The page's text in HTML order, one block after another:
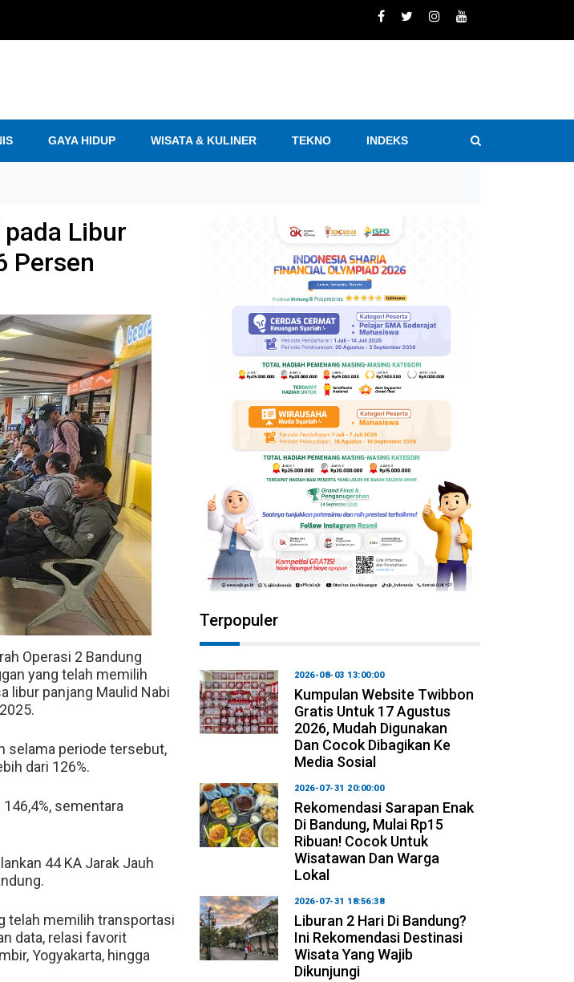
GAYA HIDUP WISATA & KULINER TEKNO INDEKS
Libur
Persen
Operasi 2 Bandung
yang telah memilih
libur panjang Maulid Nabi
selama periode tersebut,
dari 126%.
sementara
44 KA Jarak Jauh
telah memilih transportasi
data, relasi favorit
Yogyakarta, hingga
Terpopuler
2026-08-03 13:00:00
Kumpulan Website Twibbon
Gratis Untuk 17 Agustus
2026, Mudah Digunakan
Dan Cocok Dibagikan Ke
Media Sosial
2026-07-31 20:00:00
Rekomendasi Sarapan Enak
Di Bandung, Mulai Rp15
Ribuan! Cocok Untuk
Wisatawan Dan Warga
Lokal
2026-07-31 18:56:38
Liburan 2 Hari Di Bandung?
Ini Rekomendasi Destinasi
Wisata Yang Wajib
Dikunjungi